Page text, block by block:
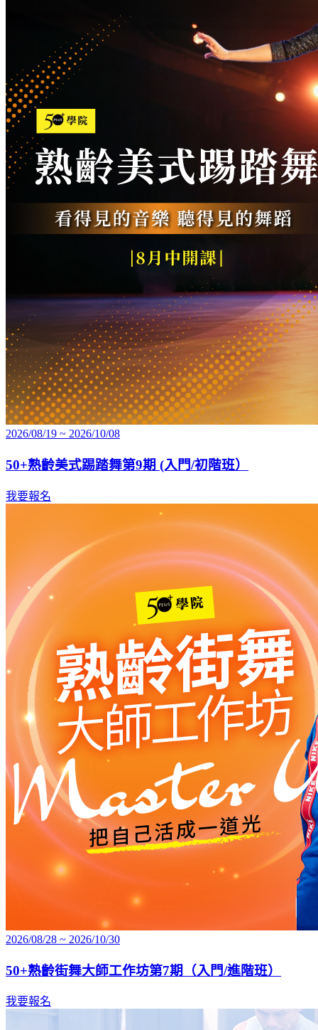
2026/08/19 ~ 2026/10/08
50+熟齡美式踢踏舞第9期 (入門/初階班）
我要報名
2026/08/28 ~ 2026/10/30
50+熟齡街舞大師工作坊第7期（入門/進階班）
我要報名